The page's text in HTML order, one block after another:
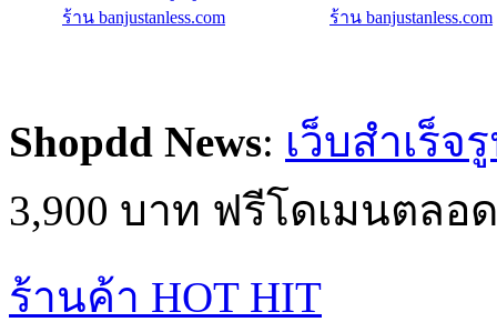
ร้าน banjustanless.com
ร้าน banjustanless.com
Shopdd News: เว็บสำเร็จ
3,900 บาท ฟรีโดเมนตลอ
ร้านค้า HOT HIT